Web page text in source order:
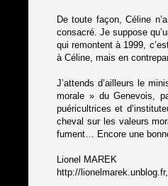
De toute façon, Céline
consacré. Je suppose
qui remontent à 1999,
à Céline, mais en
J’attends d’ailleurs le
morale » du Genevois,
puéricultrices et
cheval sur les valeurs
fument… Encore une
Lionel MAREK
http://lionelmarek.unblog.fr